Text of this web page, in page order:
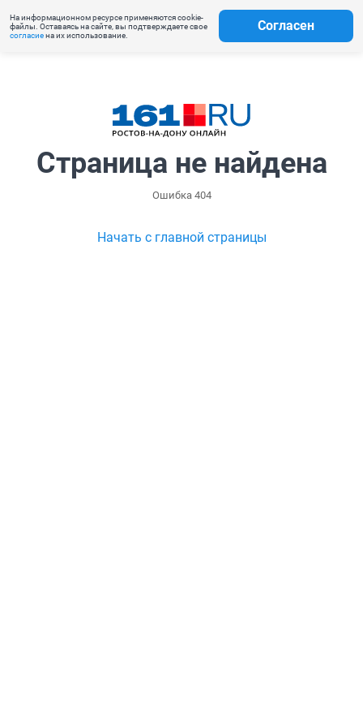
На информационном ресурсе применяются cookie-
файлы. Оставаясь на сайте, вы подтверждаете свое
согласиена их использование.
Согласен
Страница не найдена
Ошибка 404
Начать с главной страницы